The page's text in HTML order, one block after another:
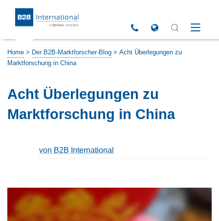
Click to call us
Home > Der B2B-Marktforscher-Blog > Acht Überlegungen zu
Marktforschung in China
Acht Überlegungen zu
Marktforschung in China
von B2B International